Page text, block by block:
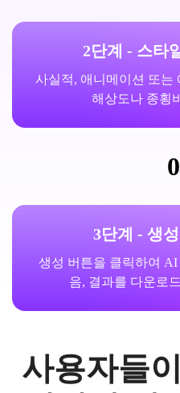
2단계 - 스타
사실적, 애니메이션 또는
해상도나 종횡
3단계 - 생
생성 버튼을 클릭하여
음, 결과를 다운로
사용자들